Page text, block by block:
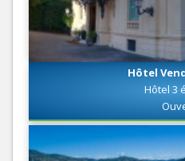
Hôtel
Hôtel 3